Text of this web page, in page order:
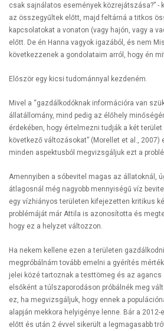
csak sajnálatos események közrejátszása?” -
az összegyűltek előtt, majd feltárná a titkos
kapcsolatokat a vonaton (vagy hajón, vagy a
előtt. De én Hanna vagyok igazából, és nem
következzenek a gondolataim arról, hogy én
Először egy kicsi tudománnyal kezdeném.
Mivel a “gazdálkodóknak információra van
állatállomány, mind pedig az élőhely
érdekében, hogy értelmezni tudják a két
következő változásokat” (Morellet et al.,
minden aspektusból megvizsgáljuk ezt a
Amennyiben a sóbevitel magas az állatoknál,
átlagosnál még nagyobb mennyiségű víz
egy vízhiányos területen kifejezetten kritikus
problémáját már Attila is azonosította és
hogy ez a helyzet változzon.
Ha nekem kellene ezen a területen
megpróbálnám tovább emelni a gyérítés
jelei közé tartoznak a testtömeg és az agancs
elsőként a túlszaporodáson próbálnék meg
ez, ha megvizsgáljuk, hogy ennek a
alapján mekkora helyigénye lenne. Bár a
előtt és után 2 évvel sikerült a legmagasabb